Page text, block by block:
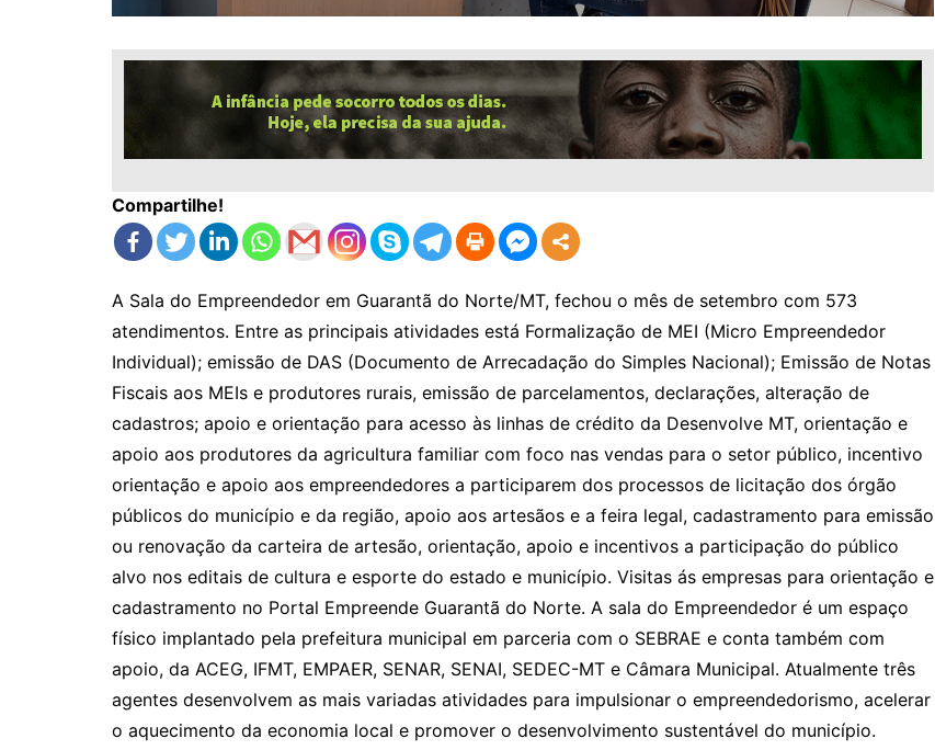
Compartilhe!
A Sala do Empreendedor em Guarantã do Norte/MT, fechou o mês de setembro com 573
atendimentos. Entre as principais atividades está Formalização de MEI (Micro Empreendedor
Individual); emissão de DAS (Documento de Arrecadação do Simples Nacional); Emissão de Notas
Fiscais aos MEIs e produtores rurais, emissão de parcelamentos, declarações, alteração de
cadastros; apoio e orientação para acesso às linhas de crédito da Desenvolve MT, orientação e
apoio aos produtores da agricultura familiar com foco nas vendas para o setor público, incentivo
orientação e apoio aos empreendedores a participarem dos processos de licitação dos órgão
públicos do município e da região, apoio aos artesãos e a feira legal, cadastramento para emissão
ou renovação da carteira de artesão, orientação, apoio e incentivos a participação do público
alvo nos editais de cultura e esporte do estado e município. Visitas ás empresas para orientação e
cadastramento no Portal Empreende Guarantã do Norte. A sala do Empreendedor é um espaço
físico implantado pela prefeitura municipal em parceria com o SEBRAE e conta também com
apoio, da ACEG, IFMT, EMPAER, SENAR, SENAI, SEDEC-MT e Câmara Municipal. Atualmente três
agentes desenvolvem as mais variadas atividades para impulsionar o empreendedorismo, acelerar
o aquecimento da economia local e promover o desenvolvimento sustentável do município.